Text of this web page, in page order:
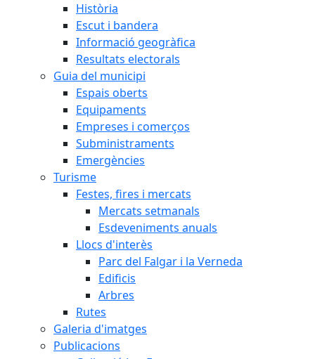
Història
Escut i bandera
Informació geogràfica
Resultats electorals
Guia del municipi
Espais oberts
Equipaments
Empreses i comerços
Subministraments
Emergències
Turisme
Festes, fires i mercats
Mercats setmanals
Esdeveniments anuals
Llocs d'interès
Parc del Falgar i la Verneda
Edificis
Arbres
Rutes
Galeria d'imatges
Publicacions